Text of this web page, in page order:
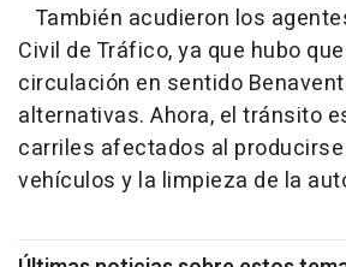
También acudieron los
Civil de Tráfico, ya que hubo
circulación en sentido
alternativas. Ahora, el tránsito
carriles afectados al
vehículos y la limpieza de la